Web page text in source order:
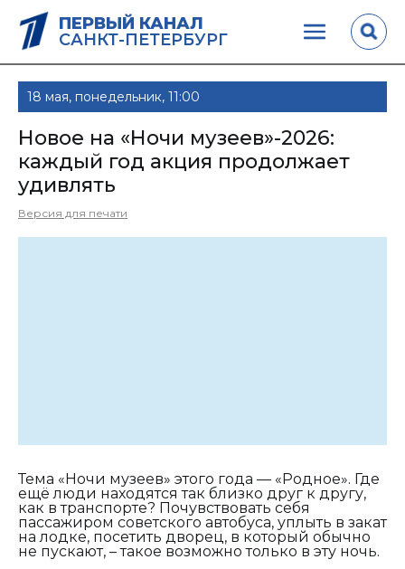
ПЕРВЫЙ КАНАЛ
САНКТ-ПЕТЕРБУРГ
18 мая, понедельник, 11:00
Новое на «Ночи музеев»-2026:
каждый год акция продолжает
удивлять
Версия для печати
Тема «Ночи музеев» этого года — «Родное». Где
ещё люди находятся так близко друг к другу,
как в транспорте? Почувствовать себя
пассажиром советского автобуса, уплыть в закат
на лодке, посетить дворец, в который обычно
не пускают, – такое возможно только в эту ночь.